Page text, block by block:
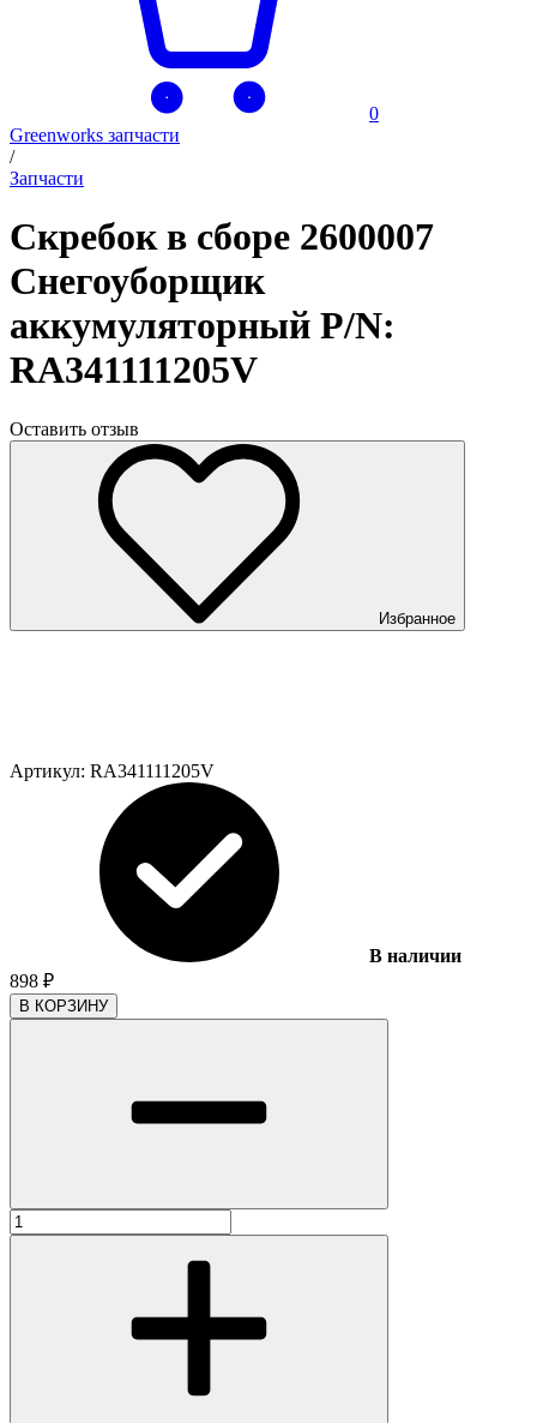
0
Greenworks запчасти
/
Запчасти
Скребок в сборе 2600007
Снегоуборщик
аккумуляторный P/N:
RA341111205V
Оставить отзыв
Избранное
Артикул: RA341111205V
В наличии
898 ₽
В КОРЗИНУ